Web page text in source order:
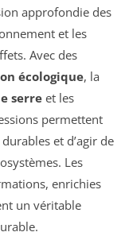
approfondie des
et les
Avec des
écologique, la
serreet les
permettent
et d’agir de
Les
enrichies
un véritable